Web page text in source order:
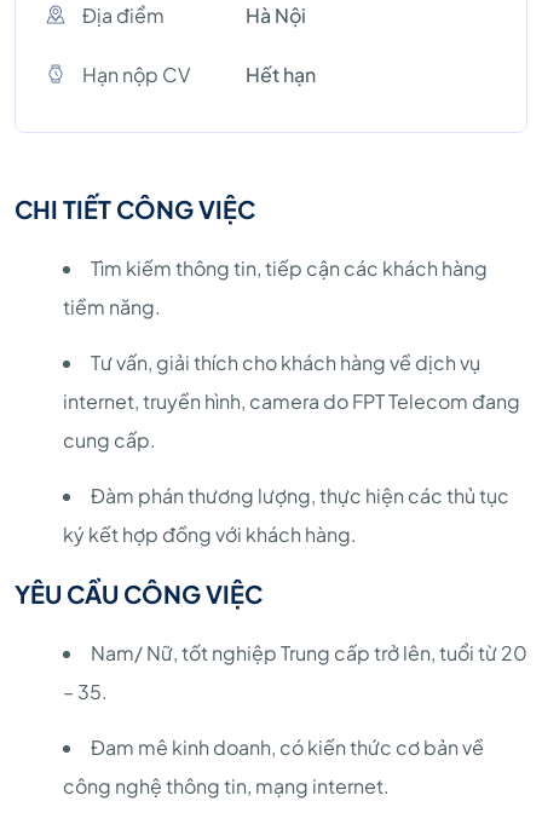
Địa điểm Hà Nội
Hạn nộp CV Hết hạn
CHI TIẾT CÔNG VIỆC
Tìm kiếm thông tin, tiếp cận các khách hàng
tiềm năng.
Tư vấn, giải thích cho khách hàng về dịch vụ
internet, truyền hình, camera do FPT Telecom đang
cung cấp.
Đàm phán thương lượng, thực hiện các thủ tục
ký kết hợp đồng với khách hàng.
YÊU CẦU CÔNG VIỆC
Nam/ Nữ, tốt nghiệp Trung cấp trở lên, tuổi từ 20
– 35.
Đam mê kinh doanh, có kiến thức cơ bản về
công nghệ thông tin, mạng internet.